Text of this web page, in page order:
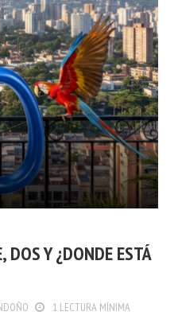
DOS Y ¿DONDE ESTÁ
1 LECTURA MÍNIMA